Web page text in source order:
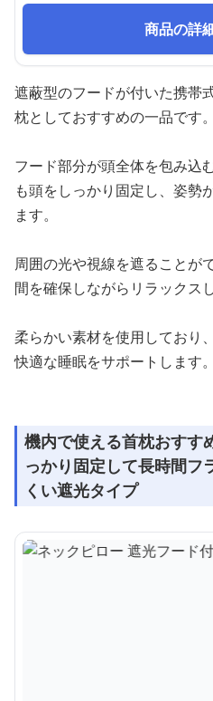
商品の詳
遮蔽型のフードが付いた携帯
枕としておすすめの一品です。
フード部分が頭全体を包み込
も頭をしっかり固定し、姿勢
ます。
周囲の光や視線を遮ることが
間を確保しながらリラックス
柔らかい素材を使用しており
快適な睡眠をサポートします。
機内で使える首枕おすす
っかり固定して長時間フ
くい遮光タイプ